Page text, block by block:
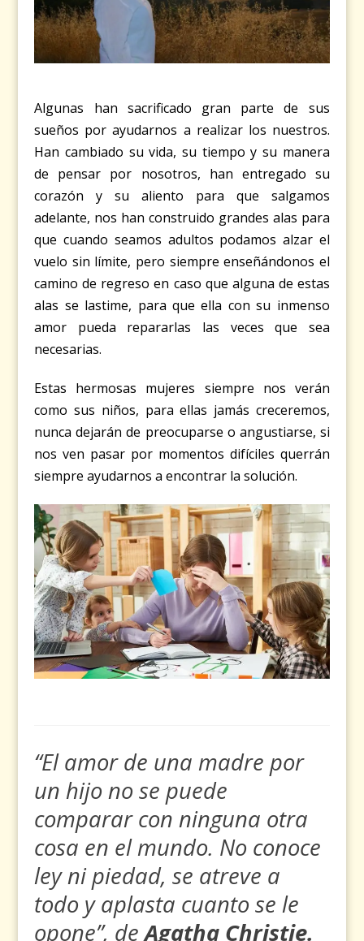
Algunas han sacrificado gran parte de sus
sueños por ayudarnos a realizar los nuestros.
Han cambiado su vida, su tiempo y su manera
de pensar por nosotros, han entregado su
corazón y su aliento para que salgamos
adelante, nos han construido grandes alas para
que cuando seamos adultos podamos alzar el
vuelo sin límite, pero siempre enseñándonos el
camino de regreso en caso que alguna de estas
alas se lastime, para que ella con su inmenso
amor pueda repararlas las veces que sea
necesarias.
Estas hermosas mujeres siempre nos verán
como sus niños, para ellas jamás creceremos,
nunca dejarán de preocuparse o angustiarse, si
nos ven pasar por momentos difíciles querrán
siempre ayudarnos a encontrar la solución.
“El amor de una madre por
un hijo no se puede
comparar con ninguna otra
cosa en el mundo. No conoce
ley ni piedad, se atreve a
todo y aplasta cuanto se le
opone”, deAgatha Christie.